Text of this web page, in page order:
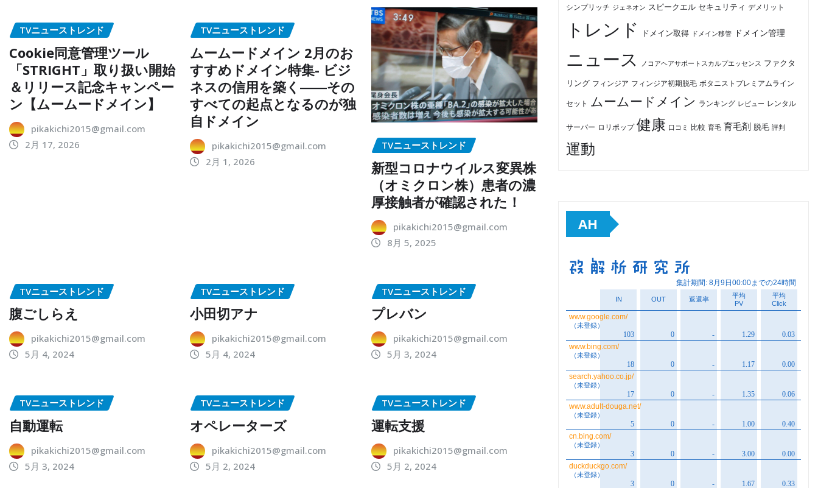
TVニューストレンド
Cookie同意管理ツール
「STRIGHT」取り扱い開始
＆リリース記念キャンペー
ン【ムームードメイン】
pikakichi2015@gmail.com
2月 17, 2026
TVニューストレンド
ムームードメイン 2月のお
すすめドメイン特集- ビジ
ネスの信用を築く――その
すべての起点となるのが独
自ドメイン
pikakichi2015@gmail.com
2月 1, 2026
TVニューストレンド
新型コロナウイルス変異株
（オミクロン株）患者の濃
厚接触者が確認された！
pikakichi2015@gmail.com
8月 5, 2025
TVニューストレンド
腹ごしらえ
pikakichi2015@gmail.com
5月 4, 2024
TVニューストレンド
小田切アナ
pikakichi2015@gmail.com
5月 4, 2024
TVニューストレンド
プレバン
pikakichi2015@gmail.com
5月 3, 2024
TVニューストレンド
自動運転
pikakichi2015@gmail.com
5月 3, 2024
TVニューストレンド
オペレーターズ
pikakichi2015@gmail.com
5月 2, 2024
TVニューストレンド
運転支援
pikakichi2015@gmail.com
5月 2, 2024
シンプリッチ ジェネオン スピークエル セキュリティ デメリット
トレンド ドメイン取得 ドメイン移管 ドメイン管理
ニュース ノコアヘアサポートスカルプエッセンス ファクタ
リング フィンジア フィンジア初期脱毛 ボタニストプレミアムライン
セット ムームードメイン ランキング レビュー レンタル
サーバー ロリポップ 健康 口コミ 比較 育毛 育毛剤 脱毛 評判
運動
AH